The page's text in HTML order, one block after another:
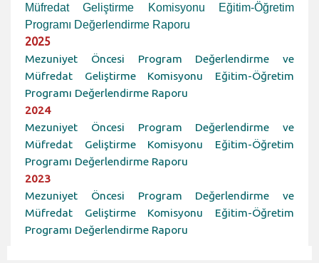
Müfredat Geliştirme Komisyonu Eğitim-Öğretim
Programı Değerlendirme Raporu
2025
Mezuniyet Öncesi Program Değerlendirme ve
Müfredat Geliştirme Komisyonu Eğitim-Öğretim
Programı Değerlendirme Raporu
2024
Mezuniyet Öncesi Program Değerlendirme ve
Müfredat Geliştirme Komisyonu Eğitim-Öğretim
Programı Değerlendirme Raporu
2023
Mezuniyet Öncesi Program Değerlendirme ve
Müfredat Geliştirme Komisyonu Eğitim-Öğretim
Programı Değerlendirme Raporu